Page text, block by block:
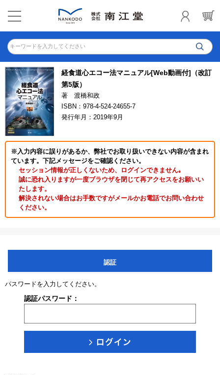
キーワードを入力してください
経食道心エコー法マニュアル[Web動画付]（改訂
第5版）
著 渡橋和政
ISBN：978-4-524-24655-7
発行年月：2019年9月
※入力内容に誤りがあるか、弊社でお取り扱いできない内容が含まれ
ています。下記メッセージをご確認ください。
セッション情報が正しくないため、ログインできません｡
誠に恐れ入りますが一度ブラウザを閉じて再アクセスをお願いい
たします。
解決されない場合はお手数ですがメールかお電話でお問い合わせ
ください。
認証
パスワードを入力してください。
認証パスワード：